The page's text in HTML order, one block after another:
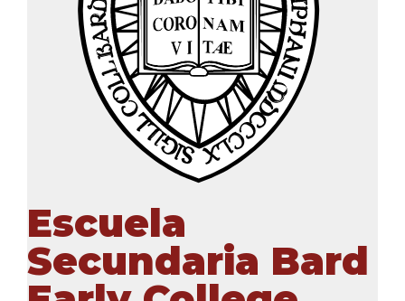
Escuela
Secundaria Bard